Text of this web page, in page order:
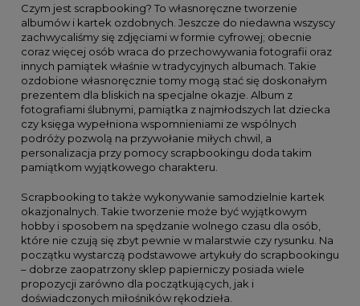
Czym jest scrapbooking? To własnoręczne tworzenie
albumów i kartek ozdobnych. Jeszcze do niedawna wszyscy
zachwycaliśmy się zdjęciami w formie cyfrowej; obecnie
coraz więcej osób wraca do przechowywania fotografii oraz
innych pamiątek właśnie w tradycyjnych albumach. Takie
ozdobione własnoręcznie tomy mogą stać się doskonałym
prezentem dla bliskich na specjalne okazje. Album z
fotografiami ślubnymi, pamiątka z najmłodszych lat dziecka
czy księga wypełniona wspomnieniami ze wspólnych
podróży pozwolą na przywołanie miłych chwil, a
personalizacja przy pomocy scrapbookingu doda takim
pamiątkom wyjątkowego charakteru.
Scrapbooking to także wykonywanie samodzielnie kartek
okazjonalnych. Takie tworzenie może być wyjątkowym
hobby i sposobem na spędzanie wolnego czasu dla osób,
które nie czują się zbyt pewnie w malarstwie czy rysunku. Na
początku wystarczą podstawowe artykuły do scrapbookingu
– dobrze zaopatrzony sklep papierniczy posiada wiele
propozycji zarówno dla początkujących, jak i
doświadczonych miłośników rękodzieła.